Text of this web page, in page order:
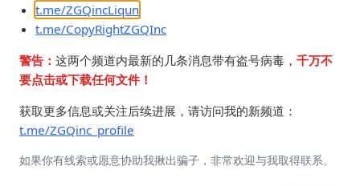
t.me/ZGQincLiqun
t.me/CopyRightZGQInc
警告： 这两个频道内最新的几条消息带有盗号病毒， 千万不
要点击或下载任何文件！
获取更多信息或关注后续进展，请访问我的新频道：
t.me/ZGQinc_profile
如果你有线索或愿意协助我揪出骗子，非常欢迎与我取得联系。